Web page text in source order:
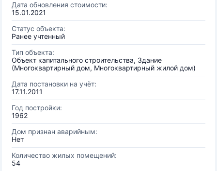
Дата обновления стоимости:
15.01.2021
Статус объекта:
Ранее учтенный
Тип объекта:
Объект капитального строительства, Здание
(Многоквартирный дом, Многоквартирный жилой дом)
Дата постановки на учёт:
17.11.2011
Год постройки:
1962
Дом признан аварийным:
Нет
Количество жилых помещений:
54